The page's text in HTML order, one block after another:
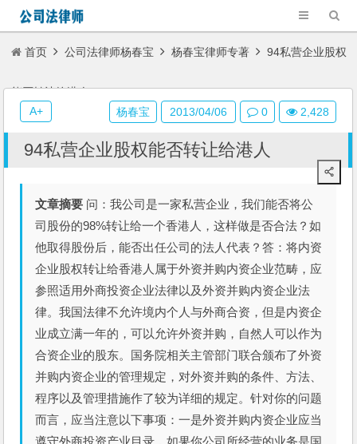
首页 公司法律师杨春宝 杨春宝律师专著 94私营企业股权
能否转让给港人
94私营企业股权能否转让给港人
文章摘要 问：我公司是一家私营企业，我们能否将公
司股份的98%转让给一个香港人，这样做是否合法？如
他取得股份后，能否出任公司的法人代表？答：将内资
企业股权转让给香港人属于外资并购内资企业范畴，应
参照适用外商投资企业法律以及外资并购内资企业法
律。我国法律不允许境内个人与外商合资，但是内资企
业成立满一年的，可以允许外资并购，自然人可以作为
合资企业的股东。国务院相关主管部门联合颁布了外资
并购内资企业的管理规定，对外资并购的条件、方法、
程序以及管理措施作了较为详细的规定。针对你的问题
而言，应当注意以下事项：一是外资并购内资企业应当
遵守外商投资产业目录，如果你公司所经营的业务是国
杨春宝 2013/04/06 0 2,428
A+